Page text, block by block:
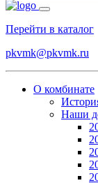
Перейти в каталог
pkvmk@pkvmk.ru
О комбинате
Наши